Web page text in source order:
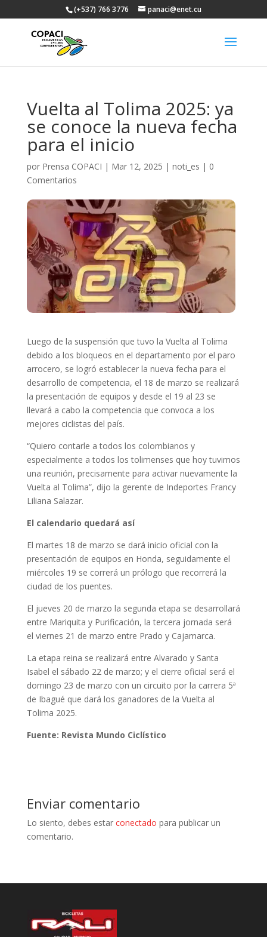
(+537) 766 3776 panaci@enet.cu
Vuelta al Tolima 2025: ya
se conoce la nueva fecha
para el inicio
por Prensa COPACI | Mar 12, 2025 | noti_es | 0
Comentarios
Luego de la suspensión que tuvo la Vuelta al Tolima
debido a los bloqueos en el departamento por el paro
arrocero, se logró establecer la nueva fecha para el
desarrollo de competencia, el 18 de marzo se realizará
la presentación de equipos y desde el 19 al 23 se
llevará a cabo la competencia que convoca a los
mejores ciclistas del país.
“Quiero contarle a todos los colombianos y
especialmente a todos los tolimenses que hoy tuvimos
una reunión, precisamente para activar nuevamente la
Vuelta al Tolima”, dijo la gerente de Indeportes Francy
Liliana Salazar.
El calendario quedará así
El martes 18 de marzo se dará inicio oficial con la
presentación de equipos en Honda, seguidamente el
miércoles 19 se correrá un prólogo que recorrerá la
ciudad de los puentes.
El jueves 20 de marzo la segunda etapa se desarrollará
entre Mariquita y Purificación, la tercera jornada será
el viernes 21 de marzo entre Prado y Cajamarca.
La etapa reina se realizará entre Alvarado y Santa
Isabel el sábado 22 de marzo; y el cierre oficial será el
domingo 23 de marzo con un circuito por la carrera 5ª
de Ibagué que dará los ganadores de la Vuelta al
Tolima 2025.
Fuente: Revista Mundo Ciclístico
Enviar comentario
Lo siento, debes estar conectado para publicar un
comentario.